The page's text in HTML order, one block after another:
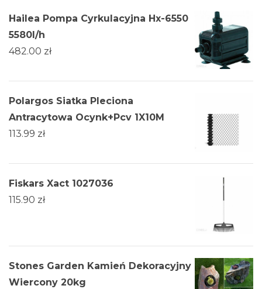
Hailea Pompa Cyrkulacyjna Hx-6550
5580l/h
482.00 zł
Polargos Siatka Pleciona
Antracytowa Ocynk+Pcv 1X10M
113.99 zł
Fiskars Xact 1027036
115.90 zł
Stones Garden Kamień Dekoracyjny
Wiercony 20kg